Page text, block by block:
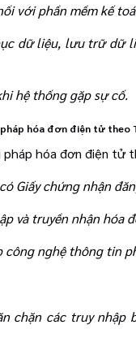
với phần mềm kế
dữ liệu, lưu trữ dữ
hệ thống gặp sự cố.
hóa đơn điện tử theo
hóa đơn điện tử
Giấy chứng nhận
và truyền nhận hóa
công nghệ thông tin
chặn các truy